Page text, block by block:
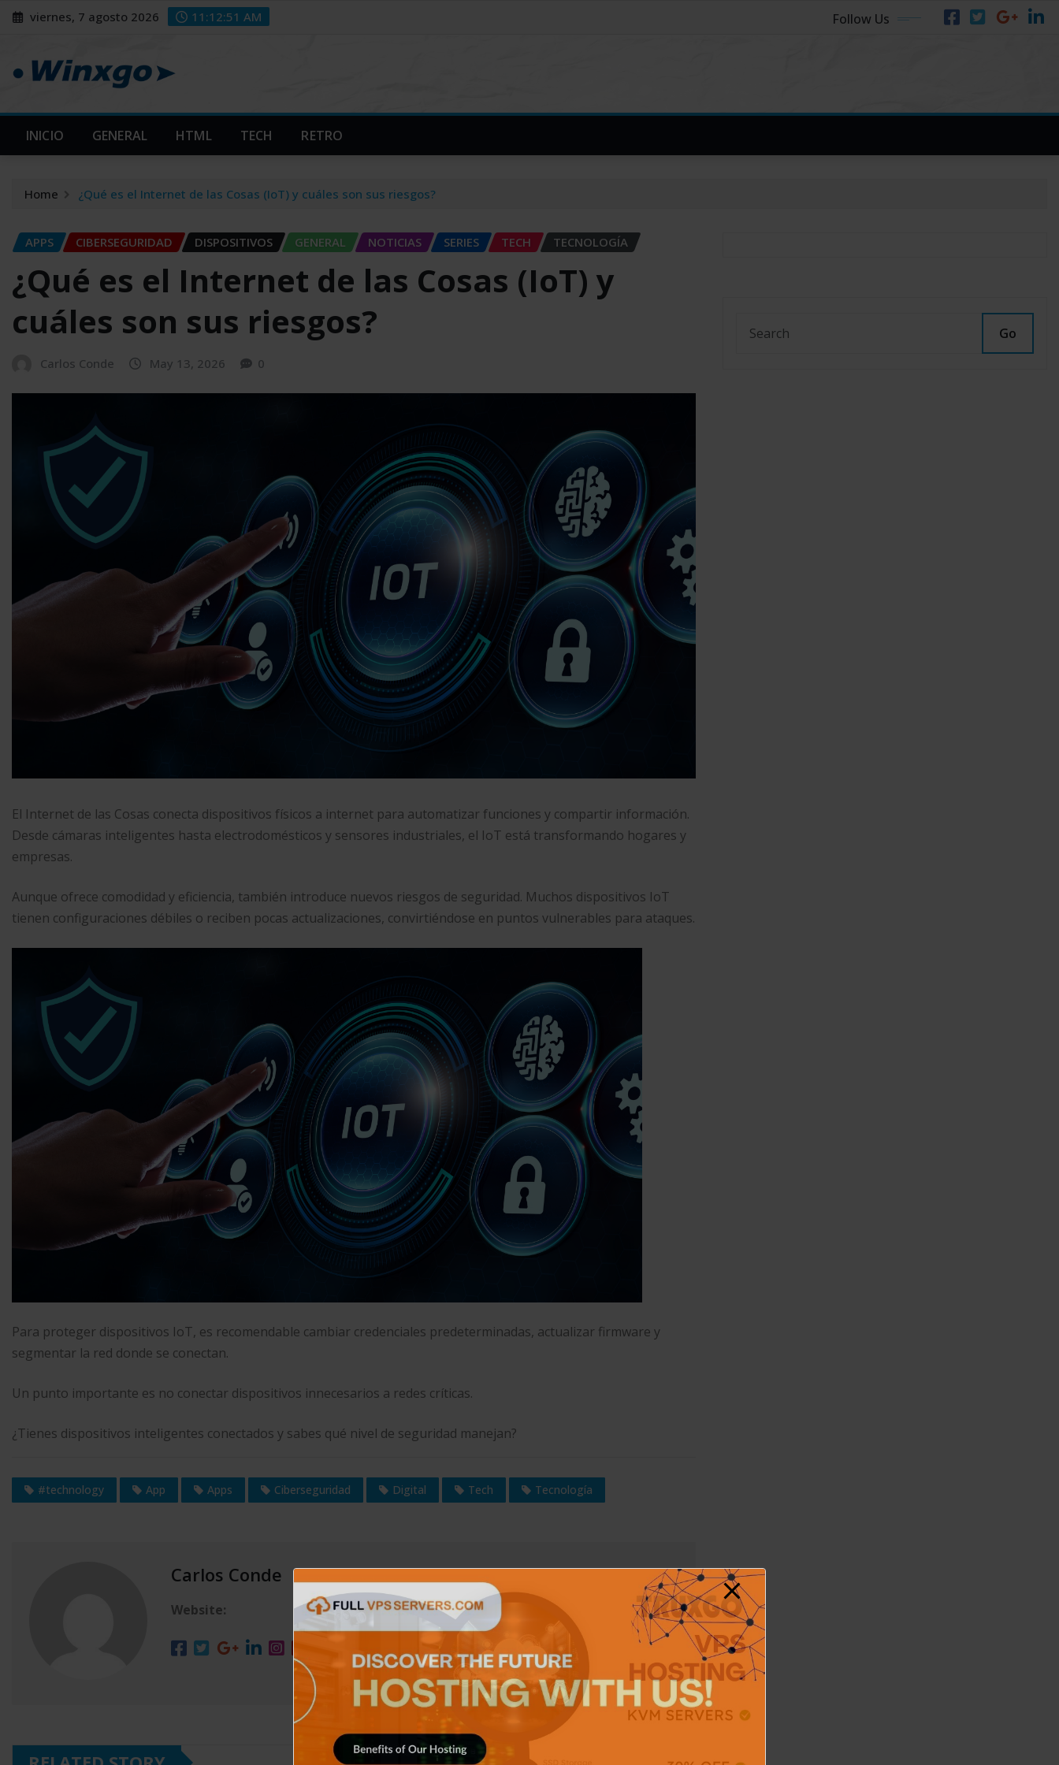
Skip viernes, 7 agosto 2026 11:12:53 AM Follow Us
INICIO GENERAL HTML TECH RETRO
Home ¿Qué es el Internet de las Cosas (IoT) y cuáles son sus riesgos?
APPS CIBERSEGURIDAD DISPOSITIVOS GENERAL NOTICIAS SERIES TECH TECNOLOGÍA
¿Qué es el Internet de las Cosas (IoT) y
cuáles son sus riesgos?
Carlos Conde May 13, 2026 0
El Internet de las Cosas conecta dispositivos físicos a internet para automatizar funciones y compartir información.
Desde cámaras inteligentes hasta electrodomésticos y sensores industriales, el IoT está transformando hogares y
empresas.
Aunque ofrece comodidad y eficiencia, también introduce nuevos riesgos de seguridad. Muchos dispositivos IoT
tienen configuraciones débiles o reciben pocas actualizaciones, convirtiéndose en puntos vulnerables para ataques.
Para proteger dispositivos IoT, es recomendable cambiar credenciales predeterminadas, actualizar firmware y
segmentar la red donde se conectan.
Un punto importante es no conectar dispositivos innecesarios a redes críticas.
¿Tienes dispositivos inteligentes conectados y sabes qué nivel de seguridad manejan?
#technology App Apps Ciberseguridad Digital Tech Tecnología
Carlos Conde
Website:
Go
modal-check
modal-check